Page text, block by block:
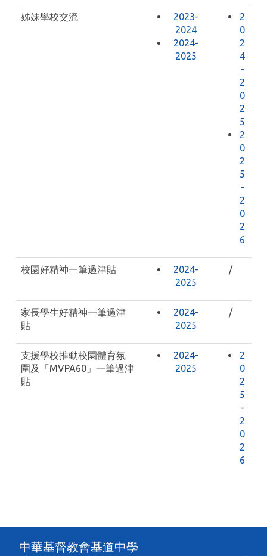
姊妹學校交流
2023-
2024
2024-
2025
2
0
2
4
-
2
0
2
5
2
0
2
5
-
2
0
2
6
校園好精神一筆過津貼
2024-
2025
/
家長學生好精神一筆過津
貼
2024-
2025
/
支援學校推動校園體育氛
圍及「MVPA60」一筆過津
貼
2024-
2025
2
0
2
5
-
2
0
2
6
中華基督教會基道中學